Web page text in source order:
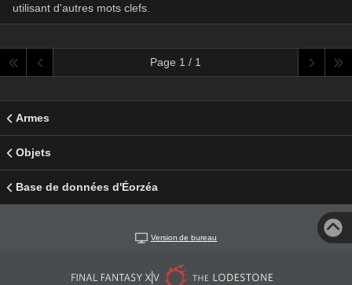
utilisant d'autres mots clefs.
Page 1 / 1
Armes
Objets
Base de données d'Éorzéa
Version de bureau